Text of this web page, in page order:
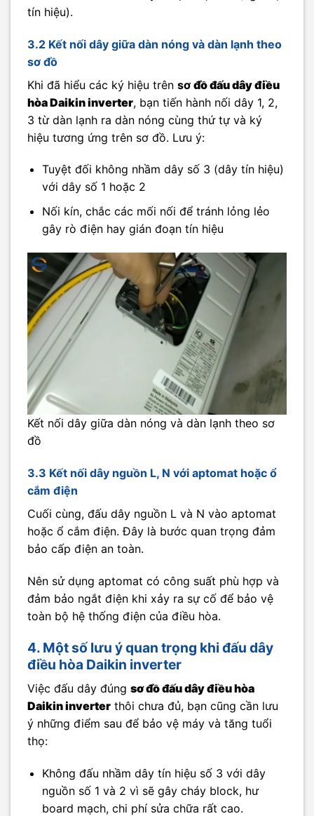
tín hiệu).
3.2 Kết nối dây giữa dàn nóng và dàn lạnh theo
sơ đồ
Khi đã hiểu các ký hiệu trên sơ đồ đấu dây điều
hòa Daikin inverter, bạn tiến hành nối dây 1, 2,
3 từ dàn lạnh ra dàn nóng cùng thứ tự và ký
hiệu tương ứng trên sơ đồ. Lưu ý:
Tuyệt đối không nhầm dây số 3 (dây tín hiệu)
với dây số 1 hoặc 2
Nối kín, chắc các mối nối để tránh lỏng lẻo
gây rò điện hay gián đoạn tín hiệu
Kết nối dây giữa dàn nóng và dàn lạnh theo sơ
đồ
3.3 Kết nối dây nguồn L, N với aptomat hoặc ổ
cắm điện
Cuối cùng, đấu dây nguồn L và N vào aptomat
hoặc ổ cắm điện. Đây là bước quan trọng đảm
bảo cấp điện an toàn.
Nên sử dụng aptomat có công suất phù hợp và
đảm bảo ngắt điện khi xảy ra sự cố để bảo vệ
toàn bộ hệ thống điện của điều hòa.
4. Một số lưu ý quan trọng khi đấu dây
điều hòa Daikin inverter
Việc đấu dây đúng sơ đồ đấu dây điều hòa
Daikin inverter thôi chưa đủ, bạn cũng cần lưu
ý những điểm sau để bảo vệ máy và tăng tuổi
thọ:
Không đấu nhầm dây tín hiệu số 3 với dây
nguồn số 1 và 2 vì sẽ gây cháy block, hư
board mạch, chi phí sửa chữa rất cao.